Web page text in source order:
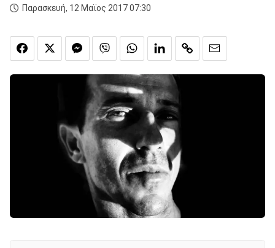
Παρασκευή, 12 Μαϊος 2017 07:30